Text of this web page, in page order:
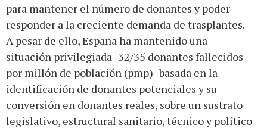
para mantener el número de donantes y poder
responder a la creciente demanda de trasplantes.
A pesar de ello, España ha mantenido una
situación privilegiada -32/35 donantes fallecidos
por millón de población (pmp)- basada en la
identificación de donantes potenciales y su
conversión en donantes reales, sobre un sustrato
legislativo, estructural sanitario, técnico y político